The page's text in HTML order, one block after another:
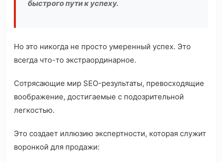
быстрого пути к успеху.
Но это никогда не просто умеренный успех. Это
всегда что-то экстраординарное.
Сотрясающие мир SEO-результаты, превосходящие
воображение, достигаемые с подозрительной
легкостью.
Это создает иллюзию экспертности, которая служит
воронкой для продажи: